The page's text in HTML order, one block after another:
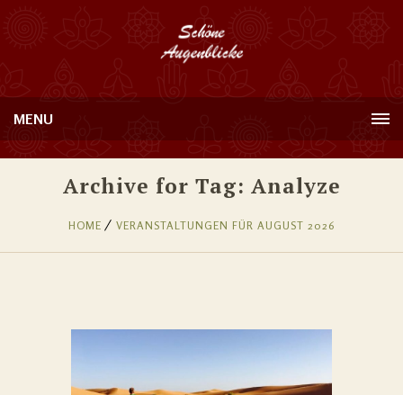
MENU
Archive for Tag: Analyze
HOME VERANSTALTUNGEN FÜR AUGUST 2026